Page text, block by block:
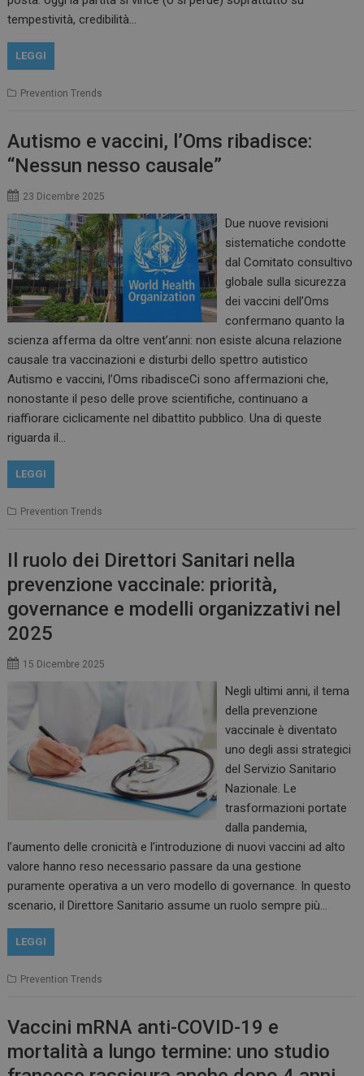
tempestività, credibilità…
LEGGI
Prevention Trends
Autismo e vaccini, l’Oms ribadisce:
“Nessun nesso causale”
23 Dicembre 2025
Due nuove revisioni
sistematiche condotte
dal Comitato consultivo
globale sulla sicurezza
dei vaccini dell’Oms
confermano quanto la
scienza afferma da oltre vent’anni: non esiste alcuna relazione
causale tra vaccinazioni e disturbi dello spettro autistico
Autismo e vaccini, l’Oms ribadisceCi sono affermazioni che,
nonostante il peso delle prove scientifiche, continuano a
riaffiorare ciclicamente nel dibattito pubblico. Una di queste
riguarda il…
LEGGI
Prevention Trends
Il ruolo dei Direttori Sanitari nella
prevenzione vaccinale: priorità,
governance e modelli organizzativi nel
2025
15 Dicembre 2025
Negli ultimi anni, il tema
della prevenzione
vaccinale è diventato
uno degli assi strategici
del Servizio Sanitario
Nazionale. Le
trasformazioni portate
dalla pandemia,
l’aumento delle cronicità e l’introduzione di nuovi vaccini ad alto
valore hanno reso necessario passare da una gestione
puramente operativa a un vero modello di governance. In questo
scenario, il Direttore Sanitario assume un ruolo sempre più…
LEGGI
Prevention Trends
Vaccini mRNA anti-COVID-19 e
mortalità a lungo termine: uno studio